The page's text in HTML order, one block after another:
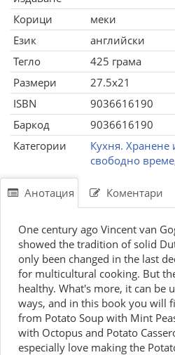
Корици
меки
Език
английски
Тегло
425 грама
Размери
27.5x21
ISBN
9036616190
Баркод
9036616190
Категории
Кухня. Хранене
свободно време
Анотация Коментари
One century ago Vincent van
showed the tradition of solid
only been changed in the last
for multicultural cooking. But
healthy. What's more, it can be
ways, and in this book you will
from Potato Soup with Mint
with Octopus and Potato
especially love making the